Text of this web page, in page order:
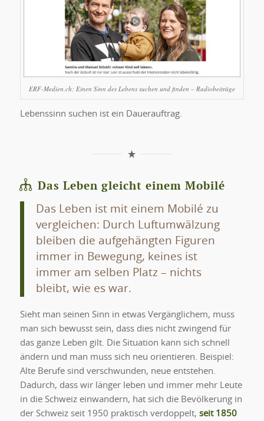
ERF-Medien.ch: Einen Sinn des Lebens suchen und finden – Radiobeiträge
Lebenssinn suchen ist ein Dauerauftrag.
Das Leben gleicht einem Mobilé
Das Leben ist mit einem Mobilé zu
vergleichen: Durch Luftumwälzung
bleiben die aufgehängten Figuren
immer in Bewegung, keines ist
immer am selben Platz – nichts
bleibt, wie es war.
Sieht man seinen Sinn in etwas Vergänglichem, muss
man sich bewusst sein, dass dies nicht zwingend für
das ganze Leben gilt. Die Situation kann sich schnell
ändern und man muss sich neu orientieren. Beispiel:
Alte Berufe sind verschwunden, neue entstehen.
Dadurch, dass wir länger leben und immer mehr Leute
in die Schweiz einwandern, hat sich die Bevölkerung in
der Schweiz seit 1950 praktisch verdoppelt, seit 1850